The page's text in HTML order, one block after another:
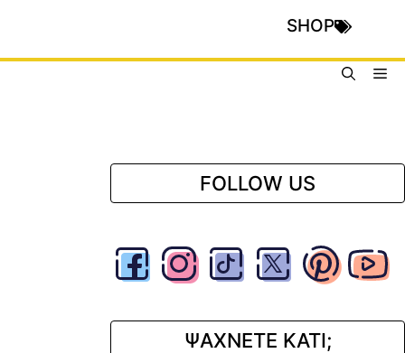
SHOP
FOLLOW US
ΨΑΧΝΕΤΕ ΚΑΤΙ;